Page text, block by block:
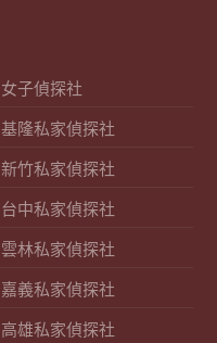
女子偵探社
基隆私家偵探社
新竹私家偵探社
台中私家偵探社
雲林私家偵探社
嘉義私家偵探社
高雄私家偵探社